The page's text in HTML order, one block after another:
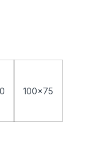
Photo
100x75